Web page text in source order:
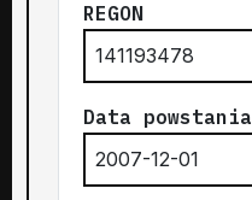
REGON
141193478
Data powstania
2007-12-01